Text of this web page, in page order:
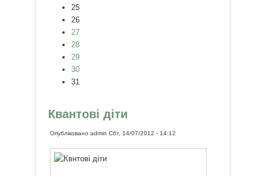
25
26
27
28
29
30
31
Квантові діти
Опублікованоadmin Сбт, 14/07/2012 - 14:12